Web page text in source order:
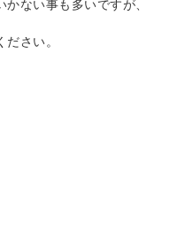
ない事も多いですが、
さい。